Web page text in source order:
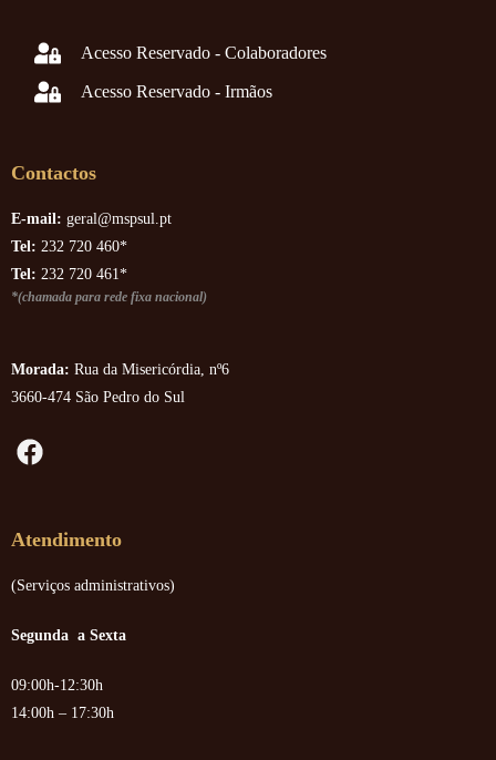
Acesso Reservado - Colaboradores
Acesso Reservado - Irmãos
Contactos
E-mail: geral@mspsul.pt
Tel: 232 720 460*
Tel: 232 720 461*
*(chamada para rede fixa nacional)
Morada: Rua da Misericórdia, nº6
3660-474 São Pedro do Sul
Atendimento
(Serviços administrativos)
Segunda a Sexta
09:00h-12:30h
14:00h – 17:30h